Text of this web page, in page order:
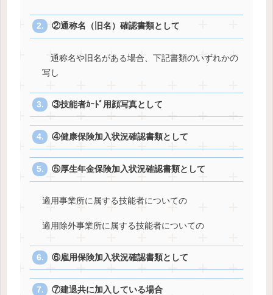
②通称名（旧名）確認書類として
通称名や旧名がある場合、下記書類のいずれかの
写し
③技能者ｶｰﾄﾞ用顔写真として
④健康保険加入状況確認書類として
⑤厚生年金保険加入状況確認書類として
適用事業所に属する技能者についての
適用除外事業所に属する技能者についての
⑥雇用保険加入状況確認書類として
⑦建退共に加入している場合